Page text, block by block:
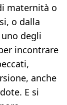
maternità o
o dalla
degli
incontrare
anche
E si